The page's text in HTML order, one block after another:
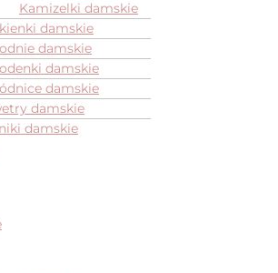
Kamizelki damskie
damskie
damskie
damskie
damskie
damskie
damskie